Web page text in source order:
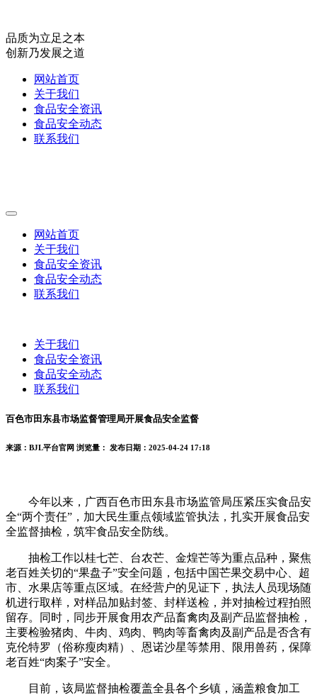
品质为立足之本
创新乃发展之道
网站首页
关于我们
食品安全资讯
食品安全动态
联系我们
网站首页
关于我们
食品安全资讯
食品安全动态
联系我们
关于我们
食品安全资讯
食品安全动态
联系我们
百色市田东县市场监督管理局开展食品安全监督
来源：BJL平台官网 浏览量： 发布日期：2025-04-24 17:18
今年以来，广西百色市田东县市场监管局压紧压实食品安
全“两个责任”，加大民生重点领域监管执法，扎实开展食品安
全监督抽检，筑牢食品安全防线。
抽检工作以桂七芒、台农芒、金煌芒等为重点品种，聚焦
老百姓关切的“果盘子”安全问题，包括中国芒果交易中心、超
市、水果店等重点区域。在经营户的见证下，执法人员现场随
机进行取样，对样品加贴封签、封样送检，并对抽检过程拍照
留存。同时，同步开展食用农产品畜禽肉及副产品监督抽检，
主要检验猪肉、牛肉、鸡肉、鸭肉等畜禽肉及副产品是否含有
克伦特罗（俗称瘦肉精）、恩诺沙星等禁用、限用兽药，保障
老百姓“肉案子”安全。
目前，该局监督抽检覆盖全县各个乡镇，涵盖粮食加工